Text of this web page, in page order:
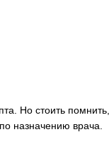
Но стоить помнить,
назначению врача.